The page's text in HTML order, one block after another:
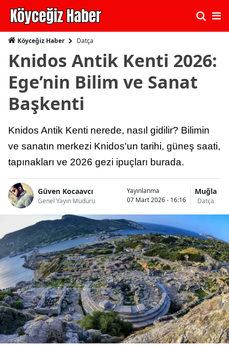
Köyceğiz Haber Datça
Knidos Antik Kenti 2026:
Ege’nin Bilim ve Sanat
Başkenti
Knidos Antik Kenti nerede, nasıl gidilir? Bilimin
ve sanatın merkezi Knidos'un tarihi, güneş saati,
tapınakları ve 2026 gezi ipuçları burada.
Güven Kocaavcı
Genel Yayın Müdürü
Yayınlanma
07 Mart 2026 - 16:16
Muğla
Datça